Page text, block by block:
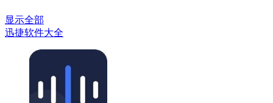
显示全部
迅捷软件大全